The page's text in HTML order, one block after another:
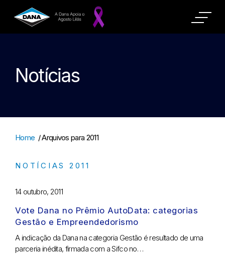
Notícias
Home /Arquivos para 2011
NOTÍCIAS 2011
14 outubro, 2011
Vote Dana no Prêmio AutoData: categorias
Gestão e Empreendedorismo
A indicação da Dana na categoria Gestão é resultado de uma
parceria inédita, firmada com a Sifco no…